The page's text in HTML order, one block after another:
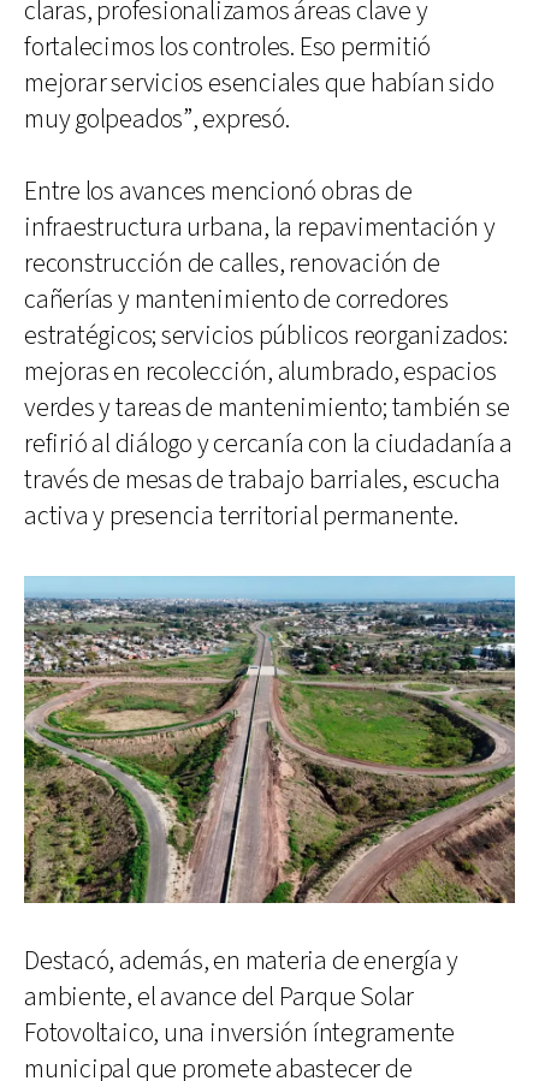
claras, profesionalizamos áreas clave y
fortalecimos los controles. Eso permitió
mejorar servicios esenciales que habían sido
muy golpeados”, expresó.
Entre los avances mencionó obras de
infraestructura urbana, la repavimentación y
reconstrucción de calles, renovación de
cañerías y mantenimiento de corredores
estratégicos; servicios públicos reorganizados:
mejoras en recolección, alumbrado, espacios
verdes y tareas de mantenimiento; también se
refirió al diálogo y cercanía con la ciudadanía a
través de mesas de trabajo barriales, escucha
activa y presencia territorial permanente.
Destacó, además, en materia de energía y
ambiente, el avance del Parque Solar
Fotovoltaico, una inversión íntegramente
municipal que promete abastecer de